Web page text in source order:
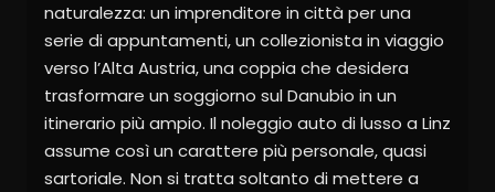
naturalezza: un imprenditore in città per una
serie di appuntamenti, un collezionista in viaggio
verso l’Alta Austria, una coppia che desidera
trasformare un soggiorno sul Danubio in un
itinerario più ampio. Il noleggio auto di lusso a Linz
assume così un carattere più personale, quasi
sartoriale. Non si tratta soltanto di mettere a